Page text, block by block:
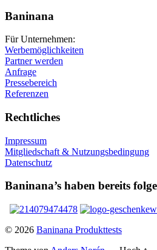
Baninana
Für Unternehmen:
Werbemöglichkeiten
Partner werden
Anfrage
Pressebereich
Referenzen
Rechtliches
Impressum
Mitgliedschaft & Nutzungsbedingung
Datenschutz
Baninana’s haben bereits
© 2026 Baninana Produkttests